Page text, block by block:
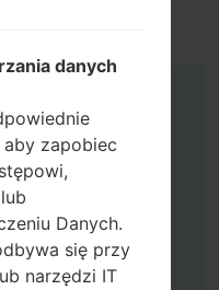
danych
zapobiec
Danych.
się przy
narzędzi IT